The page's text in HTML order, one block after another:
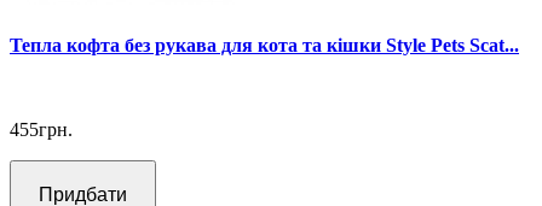
Тепла кофта без рукава для кота та кішки Style Pets Scat...
455грн.
Придбати